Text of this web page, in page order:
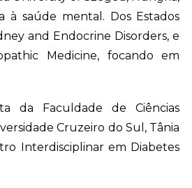
à saúde mental. Dos Estados
and Endocrine Disorders, e
Medicine, focando em
da Faculdade de Ciências
Cruzeiro do Sul, Tânia
Interdisciplinar em Diabetes